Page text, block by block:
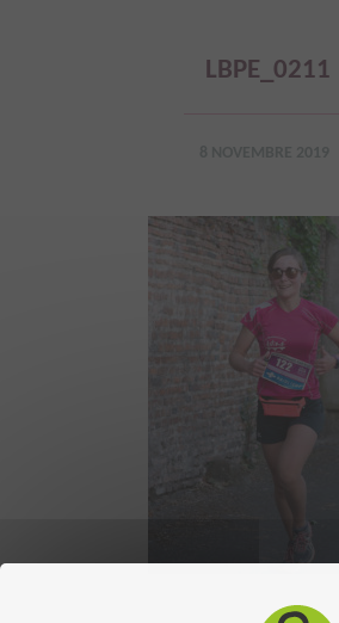
LBPE_0211